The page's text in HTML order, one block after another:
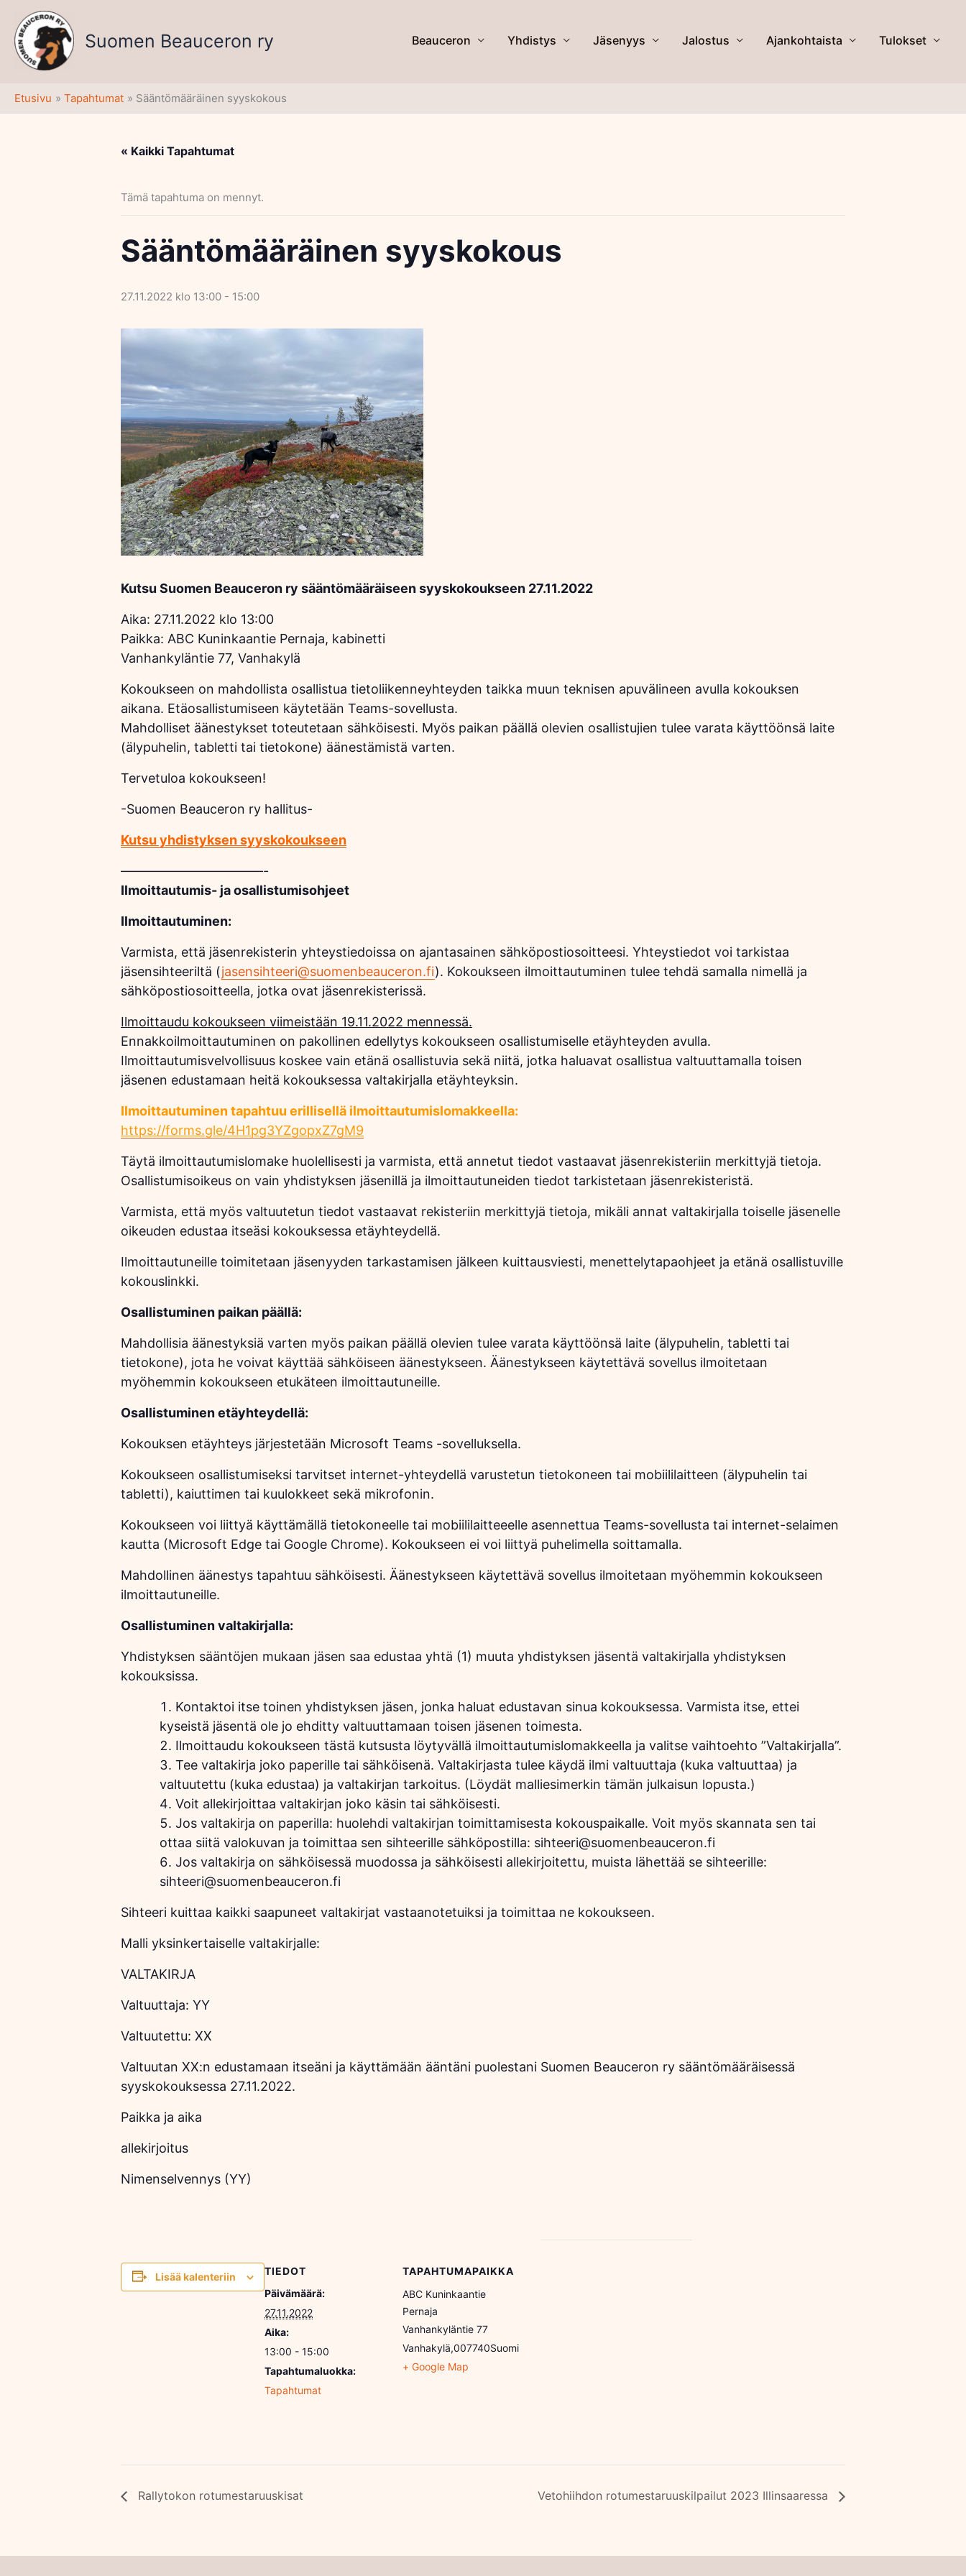
sisältöön
Suomen Beauceron ry Beauceron Yhdistys Jäsenyys Jalostus Ajankohtaista Tulokset
Etusivu Tapahtumat Sääntömääräinen syyskokous
« Kaikki Tapahtumat
Tämä tapahtuma on mennyt.
Sääntömääräinen syyskokous
27.11.2022 klo 13:00 - 15:00
Kutsu Suomen Beauceron ry sääntömääräiseen syyskokoukseen 27.11.2022
Aika: 27.11.2022 klo 13:00
Paikka: ABC Kuninkaantie Pernaja, kabinetti
Vanhankyläntie 77, Vanhakylä
Kokoukseen on mahdollista osallistua tietoliikenneyhteyden taikka muun teknisen apuvälineen avulla kokouksen
aikana. Etäosallistumiseen käytetään Teams-sovellusta.
Mahdolliset äänestykset toteutetaan sähköisesti. Myös paikan päällä olevien osallistujien tulee varata käyttöönsä laite
(älypuhelin, tabletti tai tietokone) äänestämistä varten.
Tervetuloa kokoukseen!
-Suomen Beauceron ry hallitus-
Kutsu yhdistyksen syyskokoukseen
———————————-
Ilmoittautumis- ja osallistumisohjeet
Ilmoittautuminen:
Varmista, että jäsenrekisterin yhteystiedoissa on ajantasainen sähköpostiosoitteesi. Yhteystiedot voi tarkistaa
jäsensihteeriltä (jasensihteeri@suomenbeauceron.fi). Kokoukseen ilmoittautuminen tulee tehdä samalla nimellä ja
sähköpostiosoitteella, jotka ovat jäsenrekisterissä.
Ilmoittaudu kokoukseen viimeistään 19.11.2022 mennessä.
Ennakkoilmoittautuminen on pakollinen edellytys kokoukseen osallistumiselle etäyhteyden avulla.
Ilmoittautumisvelvollisuus koskee vain etänä osallistuvia sekä niitä, jotka haluavat osallistua valtuuttamalla toisen
jäsenen edustamaan heitä kokouksessa valtakirjalla etäyhteyksin.
Ilmoittautuminen tapahtuu erillisellä ilmoittautumislomakkeella:
https://forms.gle/4H1pg3YZgopxZ7gM9
Täytä ilmoittautumislomake huolellisesti ja varmista, että annetut tiedot vastaavat jäsenrekisteriin merkittyjä tietoja.
Osallistumisoikeus on vain yhdistyksen jäsenillä ja ilmoittautuneiden tiedot tarkistetaan jäsenrekisteristä.
Varmista, että myös valtuutetun tiedot vastaavat rekisteriin merkittyjä tietoja, mikäli annat valtakirjalla toiselle jäsenelle
oikeuden edustaa itseäsi kokouksessa etäyhteydellä.
Ilmoittautuneille toimitetaan jäsenyyden tarkastamisen jälkeen kuittausviesti, menettelytapaohjeet ja etänä osallistuville
kokouslinkki.
Osallistuminen paikan päällä:
Mahdollisia äänestyksiä varten myös paikan päällä olevien tulee varata käyttöönsä laite (älypuhelin, tabletti tai
tietokone), jota he voivat käyttää sähköiseen äänestykseen. Äänestykseen käytettävä sovellus ilmoitetaan
myöhemmin kokoukseen etukäteen ilmoittautuneille.
Osallistuminen etäyhteydellä:
Kokouksen etäyhteys järjestetään Microsoft Teams -sovelluksella.
Kokoukseen osallistumiseksi tarvitset internet-yhteydellä varustetun tietokoneen tai mobiililaitteen (älypuhelin tai
tabletti), kaiuttimen tai kuulokkeet sekä mikrofonin.
Kokoukseen voi liittyä käyttämällä tietokoneelle tai mobiililaitteeelle asennettua Teams-sovellusta tai internet-selaimen
kautta (Microsoft Edge tai Google Chrome). Kokoukseen ei voi liittyä puhelimella soittamalla.
Mahdollinen äänestys tapahtuu sähköisesti. Äänestykseen käytettävä sovellus ilmoitetaan myöhemmin kokoukseen
ilmoittautuneille.
Osallistuminen valtakirjalla:
Yhdistyksen sääntöjen mukaan jäsen saa edustaa yhtä (1) muuta yhdistyksen jäsentä valtakirjalla yhdistyksen
kokouksissa.
Kontaktoi itse toinen yhdistyksen jäsen, jonka haluat edustavan sinua kokouksessa. Varmista itse, ettei
kyseistä jäsentä ole jo ehditty valtuuttamaan toisen jäsenen toimesta.
Ilmoittaudu kokoukseen tästä kutsusta löytyvällä ilmoittautumislomakkeella ja valitse vaihtoehto ”Valtakirjalla”.
Tee valtakirja joko paperille tai sähköisenä. Valtakirjasta tulee käydä ilmi valtuuttaja (kuka valtuuttaa) ja
valtuutettu (kuka edustaa) ja valtakirjan tarkoitus. (Löydät malliesimerkin tämän julkaisun lopusta.)
Voit allekirjoittaa valtakirjan joko käsin tai sähköisesti.
Jos valtakirja on paperilla: huolehdi valtakirjan toimittamisesta kokouspaikalle. Voit myös skannata sen tai
ottaa siitä valokuvan ja toimittaa sen sihteerille sähköpostilla: sihteeri@suomenbeauceron.fi
Jos valtakirja on sähköisessä muodossa ja sähköisesti allekirjoitettu, muista lähettää se sihteerille:
sihteeri@suomenbeauceron.fi
Sihteeri kuittaa kaikki saapuneet valtakirjat vastaanotetuiksi ja toimittaa ne kokoukseen.
Malli yksinkertaiselle valtakirjalle:
VALTAKIRJA
Valtuuttaja: YY
Valtuutettu: XX
Valtuutan XX:n edustamaan itseäni ja käyttämään ääntäni puolestani Suomen Beauceron ry sääntömääräisessä
syyskokouksessa 27.11.2022.
Paikka ja aika
allekirjoitus
Nimenselvennys (YY)
Lisää kalenteriin
TIEDOT
Päivämäärä:
27.11.2022
Aika:
13:00 - 15:00
Tapahtumaluokka:
Tapahtumat
TAPAHTUMAPAIKKA
ABC Kuninkaantie
Pernaja
Vanhankyläntie 77
Vanhakylä,007740Suomi
+ Google Map
Rallytokon rotumestaruuskisat Vetohiihdon rotumestaruuskilpailut 2023 Illinsaaressa